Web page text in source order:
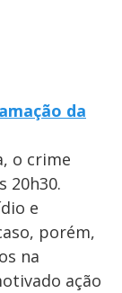
da
o crime
20h30.
e
porém,
na
ação